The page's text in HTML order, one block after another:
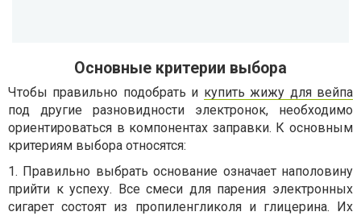
Основные критерии выбора
Чтобы правильно подобрать и купить жижу для вейпа
под другие разновидности электронок, необходимо
ориентироваться в компонентах заправки. К основным
критериям выбора относятся:
1. Правильно выбрать основание означает наполовину
прийти к успеху. Все смеси для парения электронных
сигарет состоят из пропиленгликоля и глицерина. Их